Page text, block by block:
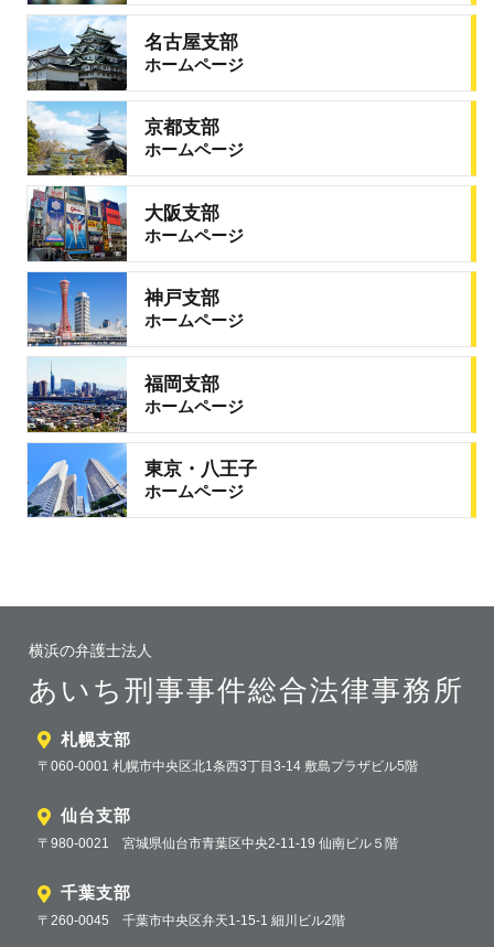
名古屋支部
ホームページ
京都支部
ホームページ
大阪支部
ホームページ
神戸支部
ホームページ
福岡支部
ホームページ
東京・八王子
ホームページ
横浜の弁護士法人
あいち刑事事件総合法律事務所
札幌支部
〒060-0001 札幌市中央区北1条西3丁目3-14 敷島プラザビル5階
仙台支部
〒980-0021 宮城県仙台市青葉区中央2-11-19 仙南ビル５階
千葉支部
〒260-0045 千葉市中央区弁天1-15-1 細川ビル2階